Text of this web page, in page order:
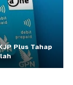
Plus Tahap